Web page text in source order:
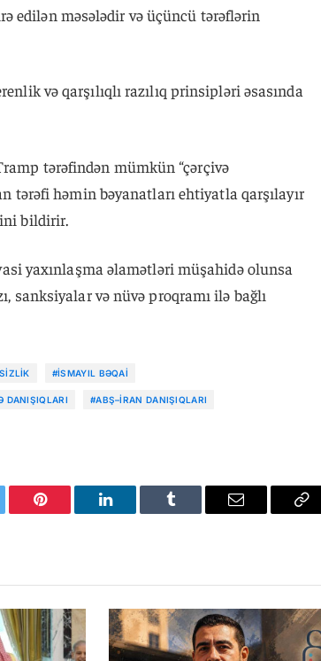
edilən məsələdir və üçüncü tərəflərin
və qarşılıqlı razılıq prinsipləri əsasında
tərəfindən mümkün “çərçivə
tərəfi həmin bəyanatları ehtiyatla qarşılayır
bildirir.
yaxınlaşma əlamətləri müşahidə olunsa
sanksiyalar və nüvə proqramı ilə bağlı
#İSMAYIL BƏQAI
DANIŞIQLARI #ABŞ–İRAN DANIŞIQLARI
Pinterest LinkedIn Tumblr Email